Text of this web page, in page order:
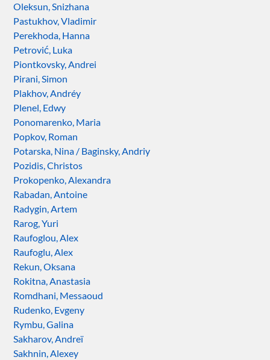
Oleksun, Snizhana
Pastukhov, Vladimir
Perekhoda, Hanna
Petrović, Luka
Piontkovsky, Andrei
Pirani, Simon
Plakhov, Andréy
Plenel, Edwy
Ponomarenko, Maria
Popkov, Roman
Potarska, Nina / Baginsky, Andriy
Pozidis, Christos
Prokopenko, Alexandra
Rabadan, Antoine
Radygin, Artem
Rarog, Yuri
Raufoglou, Alex
Raufoglu, Alex
Rekun, Oksana
Rokitna, Anastasia
Romdhani, Messaoud
Rudenko, Evgeny
Rymbu, Galina
Sakharov, Andreï
Sakhnin, Alexey